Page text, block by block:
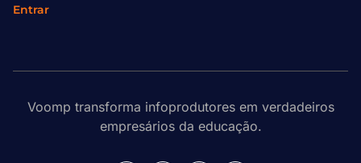
Entrar
Voomp transforma infoprodutores em verdadeiros
empresários da educação.